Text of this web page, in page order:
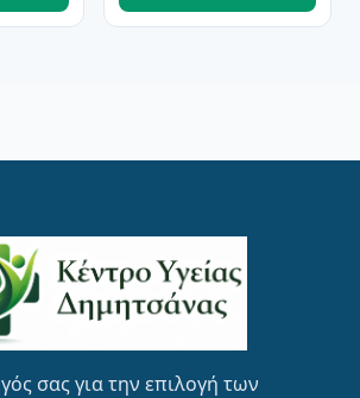
σας για την επιλογή των